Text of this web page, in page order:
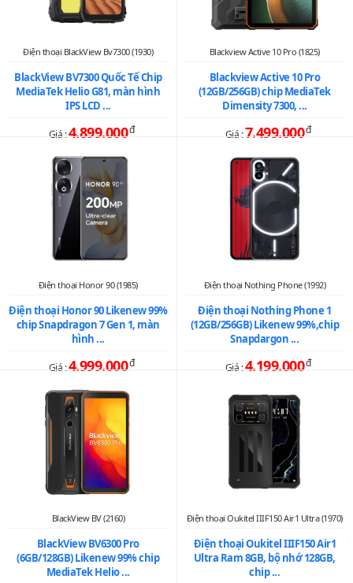
Điện thoại BlackView Bv7300 (1930)
BlackView BV7300 Quốc Tế Chip
MediaTek Helio G81, màn hình
IPS LCD ...
Giá :4.899.000đ
Blackview Active 10 Pro (1825)
Blackview Active 10 Pro
(12GB/256GB) chip MediaTek
Dimensity 7300, ...
Giá :7.499.000đ
Điện thoại Honor 90 (1985)
Điện thoại Honor 90 Likenew 99%
chip Snapdragon 7 Gen 1, màn
hình ...
Giá :4.999.000đ
Điện thoại Nothing Phone (1992)
Điện thoại Nothing Phone 1
(12GB/256GB) Likenew 99%,chip
Snapdargon ...
Giá :4.199.000đ
BlackView BV (2160)
BlackView BV6300 Pro
(6GB/128GB) Likenew 99% chip
MediaTek Helio ...
Điện thoại Oukitel IIIF150 Air1 Ultra (1970)
Điện thoại Oukitel IIIF150 Air1
Ultra Ram 8GB, bộ nhớ 128GB,
chip ...